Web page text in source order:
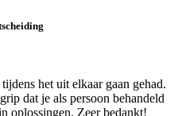
het uit elkaar gaan gehad.
dat je als persoon behandeld
oplossingen. Zeer bedankt!